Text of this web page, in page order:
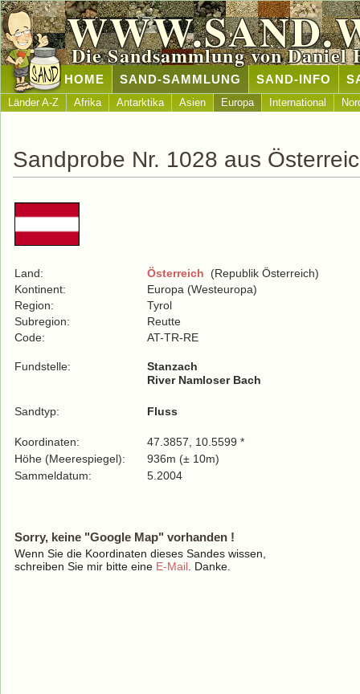
Die Sandsammlung von Daniel
HOME SAND-SAMMLUNG SAND-INFO
Länder A-Z Afrika Antarktika Asien Europa International
Sandprobe Nr. 1028 aus
Land: Österreich (Republik Österreich)
Kontinent:
Europa (Westeuropa)
Region:
Tyrol
Subregion:
Reutte
Code:
AT-TR-RE
Fundstelle:
Stanzach
River Namloser Bach
Sandtyp: Fluss
Koordinaten:
47.3857, 10.5599 *
Höhe (Meerespiegel):
936m (± 10m)
Sammeldatum:
5.2004
Sorry, keine "Google Map" vorhanden !
Wenn Sie die Koordinaten dieses Sandes wissen,
schreiben Sie mir bitte eine E-Mail . Danke.